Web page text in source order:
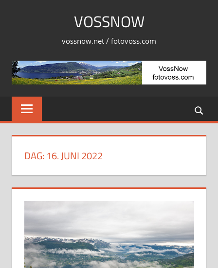
VOSSNOW
vossnow.net / fotovoss.com
DAG: 16. JUNI 2022